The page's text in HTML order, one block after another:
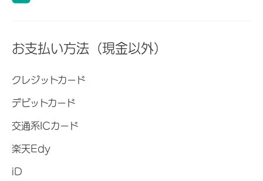
お支払い方法（現金以外）
クレジットカード
デビットカード
交通系ICカード
楽天Edy
iD